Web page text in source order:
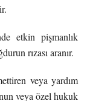
etkin pişmanlık
rızası aranır.
veya yardım
veya özel hukuk